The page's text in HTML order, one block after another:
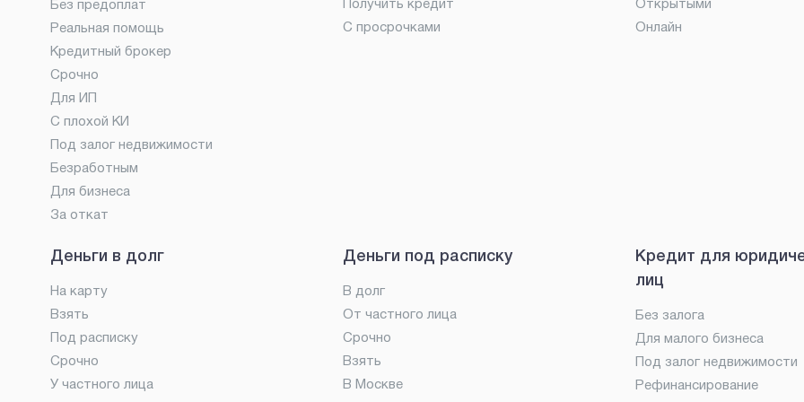
Без предоплат
Реальная помощь
Кредитный брокер
Срочно
Для ИП
С плохой КИ
Под залог недвижимости
Безработным
Для бизнеса
За откат
Получить кредит
С просрочками
Открытыми
Онлайн
Деньги в долг
На карту
Взять
Под расписку
Срочно
У частного лица
Деньги под расписку
В долг
От частного лица
Срочно
Взять
В Москве
Кредит для
лиц
Без залога
Для малого бизнеса
Под залог недвижимости
Рефинансирование